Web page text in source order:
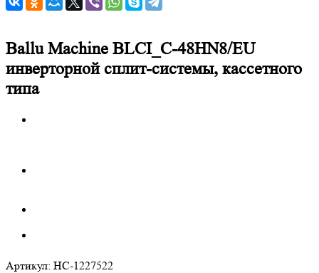
Ballu Machine BLCI_C-48HN8/EU
инверторной сплит-системы, кассетного
типа
Артикул: НС-1227522